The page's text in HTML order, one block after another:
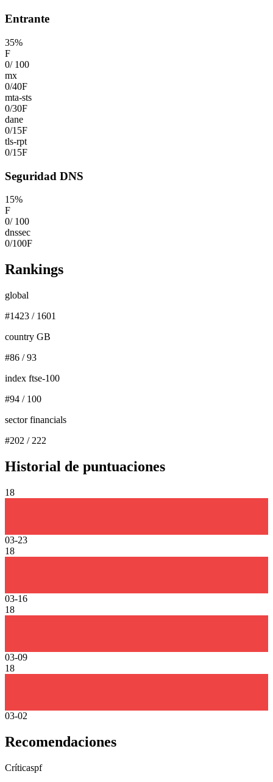
Entrante
35%
F
0/ 100
mx
0/40F
mta-sts
0/30F
dane
0/15F
tls-rpt
0/15F
Seguridad DNS
15%
F
0/ 100
dnssec
0/100F
Rankings
global
#1423 / 1601
country GB
#86 /93
index ftse-100
#94 / 100
sector financials
#202 / 222
Historial de puntuaciones
18
03-23
18
03-16
18
03-09
18
03-02
Recomendaciones
Críticaspf